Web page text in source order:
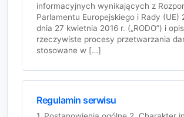
informacyjnych wynikających z
Parlamentu Europejskiego i Rady (UE)
dnia 27 kwietnia 2016 r. („RODO”) i
rzeczywiste procesy przetwarzania
stosowane w […]
Regulamin serwisu